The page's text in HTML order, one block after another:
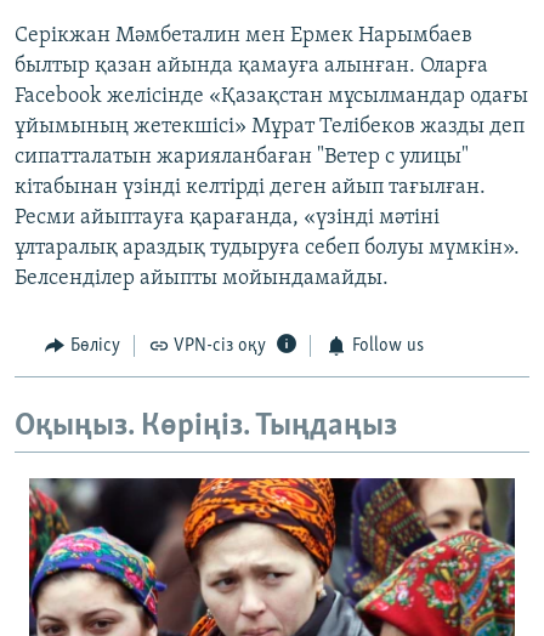
Серікжан Мәмбеталин мен Ермек Нарымбаев
былтыр қазан айында қамауға алынған. Оларға
Facebook желісінде «Қазақстан мұсылмандар одағы
ұйымының жетекшісі» Мұрат Телібеков жазды деп
сипатталатын жарияланбаған "Ветер с улицы"
кітабынан үзінді келтірді деген айып тағылған.
Ресми айыптауға қарағанда, «үзінді мәтіні
ұлтаралық араздық тудыруға себеп болуы мүмкін».
Белсенділер айыпты мойындамайды.
Бөлісу VPN-сіз оқу Follow us
Оқыңыз. Көріңіз. Тыңдаңыз